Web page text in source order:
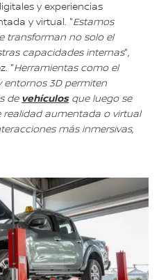
y experiencias
y virtual. "Estamos
transforman no solo el
capacidades internas",
"Herramientas como el
entornos 3D permiten
de vehículosque luego se
realidad aumentada o virtual
más inmersivas,